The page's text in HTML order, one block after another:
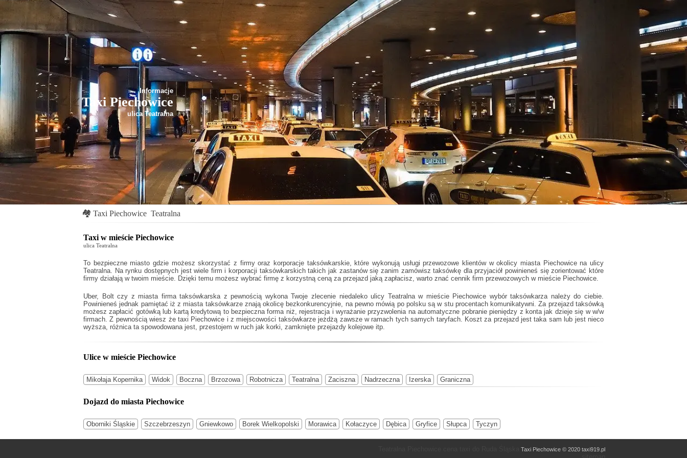
Informacje
Taxi Piechowice
ulica Teatralna
🏘 Taxi Piechowice Teatralna
Taxi w mieście Piechowice
ulica Teatralna
To bezpieczne miasto gdzie możesz skorzystać z firmy oraz korporacje taksówkarskie, które wykonują usługi przewozowe klientów w okolicy miasta Piechowice na ulicy
Teatralna. Na rynku dostępnych jest wiele firm i korporacji taksówkarskich takich jak zastanów się zanim zamówisz taksówkę dla przyjaciół powinieneś się zorientować które
firmy działają w twoim mieście. Dzięki temu możesz wybrać firmę z korzystną ceną za przejazd jaką zapłacisz, warto znać cennik firm przewozowych w mieście Piechowice.
Uber, Bolt czy z miasta firma taksówkarska z pewnością wykona Twoje zlecenie niedaleko ulicy Teatralna w mieście Piechowice wybór taksówkarza należy do ciebie.
Powinieneś jednak pamiętać iż z miasta taksówkarze znają okolicę bezkonkurencyjnie, na pewno mówią po polsku są w stu procentach komunikatywni. Za przejazd taksówką
możesz zapłacić gotówką lub kartą kredytową to bezpieczna forma niż, rejestracja i wyrażanie przyzwolenia na automatyczne pobranie pieniędzy z konta jak dzieje się w w/w
firmach. Z pewnością wiesz że taxi Piechowice i z miejscowości taksówkarze jeżdżą zawsze w ramach tych samych taryfach. Koszt za przejazd jest taka sam lub jest nieco
wyższa, różnica ta spowodowana jest, przestojem w ruch jak korki, zamknięte przejazdy kolejowe itp.
Ulice w mieście Piechowice
Mikołaja Kopernika Widok Boczna Brzozowa Robotnicza Teatralna Zaciszna Nadrzeczna Izerska Graniczna
Dojazd do miasta Piechowice
Oborniki Śląskie Szczebrzeszyn Gniewkowo Borek Wielkopolski Morawica Kołaczyce Dębica Gryfice Słupca Tyczyn
Taxi Piechowice © 2020 taxi919.pl